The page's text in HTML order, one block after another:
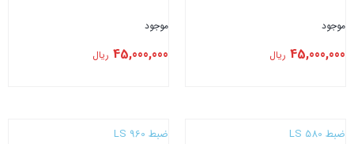
موجود
45,000,000 ریال
موجود
45,000,000 ریال
ضبط LS 580 ضبط LS 960